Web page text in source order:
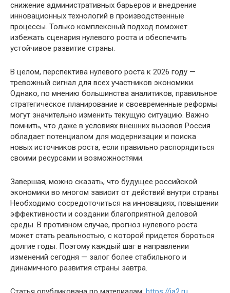
снижение административных барьеров и внедрение
инновационных технологий в производственные
процессы. Только комплексный подход поможет
избежать сценария нулевого роста и обеспечить
устойчивое развитие страны.
В целом, перспектива нулевого роста к 2026 году —
тревожный сигнал для всех участников экономики.
Однако, по мнению большинства аналитиков, правильное
стратегическое планирование и своевременные реформы
могут значительно изменить текущую ситуацию. Важно
помнить, что даже в условиях внешних вызовов Россия
обладает потенциалом для модернизации и поиска
новых источников роста, если правильно распорядиться
своими ресурсами и возможностями.
Завершая, можно сказать, что будущее российской
экономики во многом зависит от действий внутри страны.
Необходимо сосредоточиться на инновациях, повышении
эффективности и создании благоприятной деловой
среды. В противном случае, прогноз нулевого роста
может стать реальностью, с которой придется бороться
долгие годы. Поэтому каждый шаг в направлении
изменений сегодня — залог более стабильного и
динамичного развития страны завтра.